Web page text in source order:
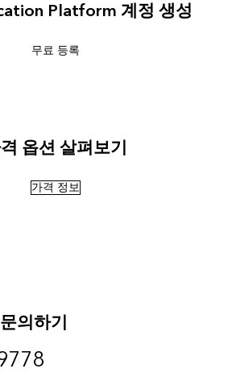
Platform 계정 생성
무료 등록
옵션 살펴보기
가격 정보
의하기